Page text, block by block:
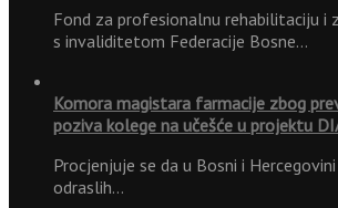
Fond za profesionalnu rehabilitaciju i
s invaliditetom Federacije Bosne…
Komora magistara farmacije zbog
poziva kolege na učešće u projektu
Procjenjuje se da u Bosni i
odraslih…